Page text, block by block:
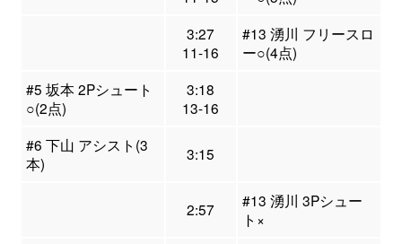
3:27
11-16
#13 湧川 フリースロ
ー○(4点)
#5 坂本 2Pシュート
○(2点)
3:18
13-16
#6 下山 アシスト(3
本)
3:15
2:57
#13 湧川 3Pシュー
ト×